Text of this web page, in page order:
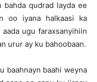
bahda qudrad layda ee
oo iyana halkaasi ka
ugu faraxsanyihiin
urur ay ku bahoobaan.
baahnayn baahi weyna